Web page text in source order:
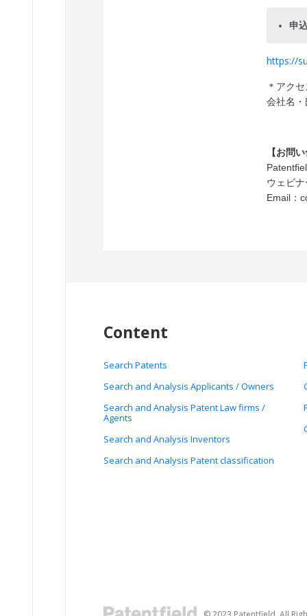
申
https://
＊アク
会社名
【お問
ウェビ
Email：
Content
Search Patents
Search and Analysis Applicants / Owners
Search and Analysis Patent Law firms /
Agents
Search and Analysis Inventors
Search and Analysis Patent classification